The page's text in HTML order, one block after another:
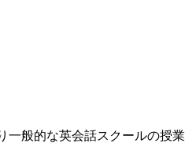
般的な英会話スクールの授